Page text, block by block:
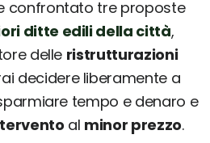
confrontato tre proposte
ditte edili della città,
delle ristrutturazioni
decidere liberamente a
tempo e denaro e
al minor prezzo.